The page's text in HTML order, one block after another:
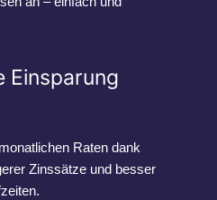
Einsparung
Raten dank
Zinssätze und besser